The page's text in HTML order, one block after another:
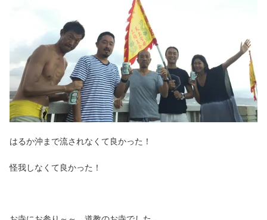
はるか沖まで流されなくて良かった！
怪我しなくて良かった！